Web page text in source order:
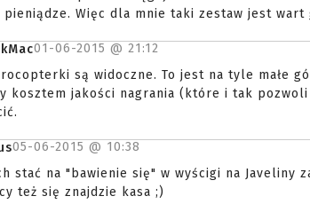
pieniądze. Więc dla mnie taki zestaw jest wart
01-06-2015 @ 21:12
są widoczne. To jest na tyle małe
kosztem jakości nagrania (które i tak
05-06-2015 @ 10:38
stać na "bawienie się" w wyścigi na Javeliny
też się znajdzie kasa ;)